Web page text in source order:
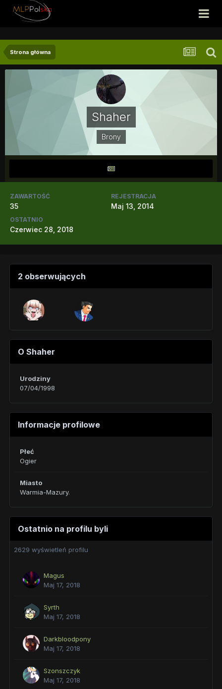
Strona główna
Shaher
Brony
ZAWARTOŚĆ
35
REJESTRACJA
Maj 13, 2014
OSTATNIO
Czerwiec 28, 2018
2 obserwujących
O Shaher
Urodziny
07/04/1998
Informacje profilowe
Płeć
Ogier
Miasto
Warmia-Mazury.
Ostatnio na profilu byli
2629 wyświetleń profilu
Magus
Maj 17, 2018
Syrth
Maj 17, 2018
Darkbloodpony
Maj 17, 2018
Szonszczyk
Maj 17, 2018